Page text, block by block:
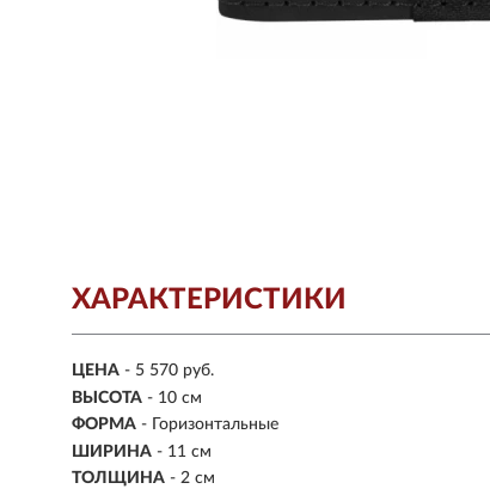
ХАРАКТЕРИСТИКИ
ЦЕНА - 5 570 руб.
ВЫСОТА - 10 см
ФОРМА - Горизонтальные
ШИРИНА - 11 см
ТОЛЩИНА - 2 см